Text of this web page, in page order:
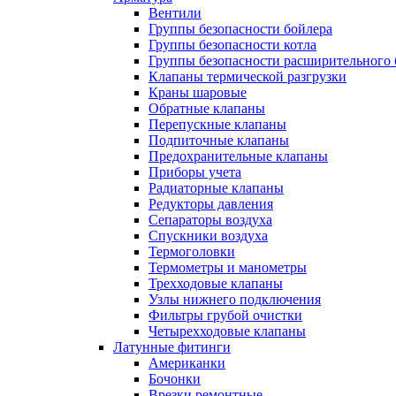
Вентили
Группы безопасности бойлера
Группы безопасности котла
Группы безопасности расширительного
Клапаны термической разгрузки
Краны шаровые
Обратные клапаны
Перепускные клапаны
Подпиточные клапаны
Предохранительные клапаны
Приборы учета
Радиаторные клапаны
Редукторы давления
Сепараторы воздуха
Спускники воздуха
Термоголовки
Термометры и манометры
Трехходовые клапаны
Узлы нижнего подключения
Фильтры грубой очистки
Четырехходовые клапаны
Латунные фитинги
Американки
Бочонки